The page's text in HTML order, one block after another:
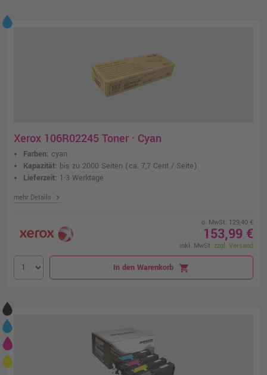
Xerox 106R02245 Toner · Cyan
Farben: cyan
Kapazität: bis zu 2000 Seiten (ca. 7,7 Cent / Seite)
Lieferzeit: 1-3 Werktage
mehr Details chevron_right
o. MwSt. 129,40 €
153,99 €
inkl. MwSt. zzgl. Versand
In den Warenkorb shopping_cart